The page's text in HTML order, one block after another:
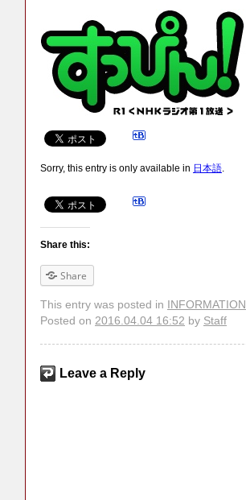
Sorry, this entry is only available in 日本語.
Share this:
Share
This entry was posted in INFORMATION
Posted on 2016.04.04 16:52 by Staff
Leave a Reply